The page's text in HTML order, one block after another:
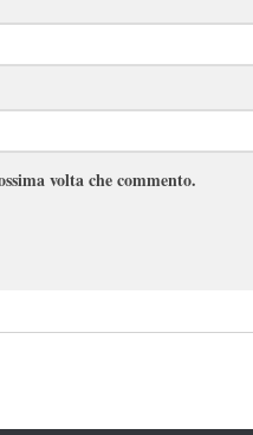
volta che commento.